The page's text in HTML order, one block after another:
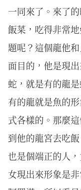
一同來了。來了
飯菜，吃得非常
題呢？這個龍他
面目的，他是現
蛇，就是有的龍
有的龍就是魚的
式各樣的。那麼
到他的龍宮去吃
也是個端正的人
女現出來形象是